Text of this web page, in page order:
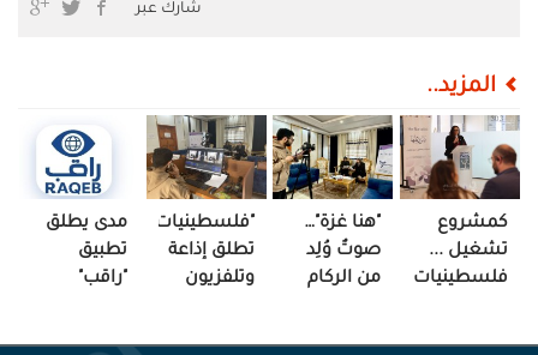
شارك عبر
المزيد..
كمشروع
تشغيل ...
فلسطينيات
"هنا غزة"…
صوتٌ وُلِد
من الركام
"فلسطينيات"
تطلق إذاعة
وتلفزيون
مدى يطلق
تطبيق
"راقب"